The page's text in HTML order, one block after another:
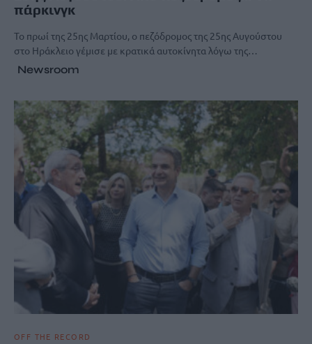
πάρκινγκ
To πρωί της 25ης Μαρτίου, ο πεζόδρομος της 25ης Αυγούστου
στο Ηράκλειο γέμισε με κρατικά αυτοκίνητα λόγω της…
Newsroom
OFF THE RECORD